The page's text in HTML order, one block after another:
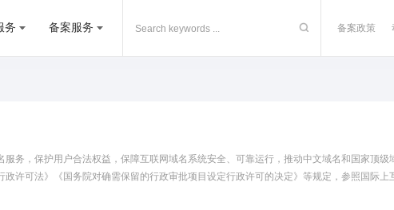
务 备案服务 备案政策
务，保护用户合法权益，保障互联网域名系统安全、可靠运行，推动中文域名和国家顶级
许可法》《国务院对确需保留的行政审批项目设定行政许可的决定》等规定，参照国际上